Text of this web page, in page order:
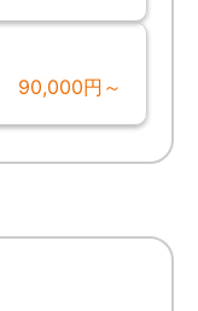
90,000円～